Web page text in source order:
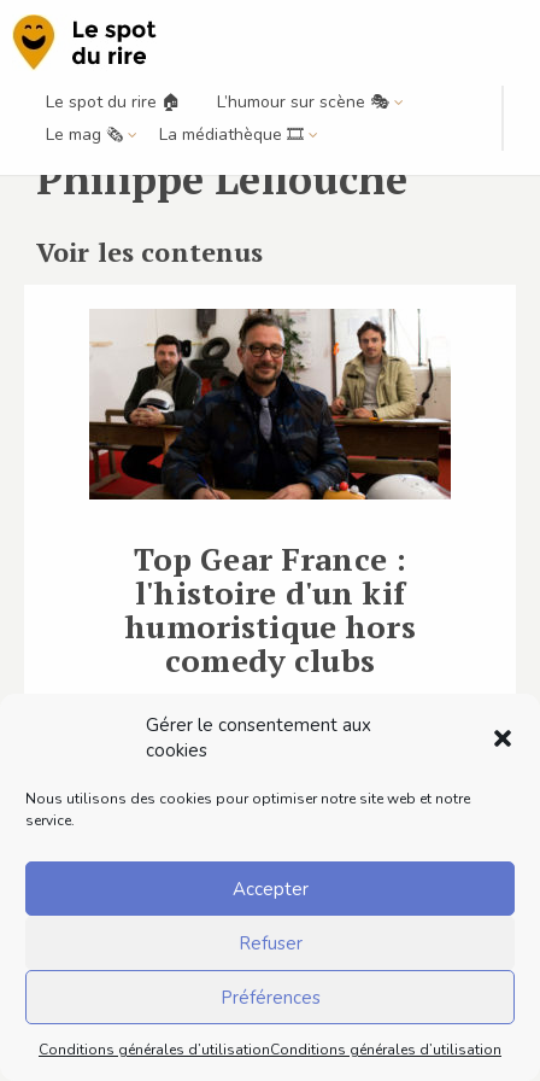
Gérer le consentement aux
cookies
Nous utilisons des cookies pour optimiser notre site web et notre
service.
Accepter
Refuser
Préférences
Conditions générales d’utilisationConditions générales d’utilisation
Le spot du rire 🏠
L’humour sur scène 🎭
Le mag 🗞️
La médiathèque 🎞️
Philippe Lellouche
Voir les contenus
Top Gear France :
l'histoire d'un kif
humoristique hors
comedy clubs
Top Gear France est l'un de mes rendez-vous
incontournables. Pourquoi vous en parler ?